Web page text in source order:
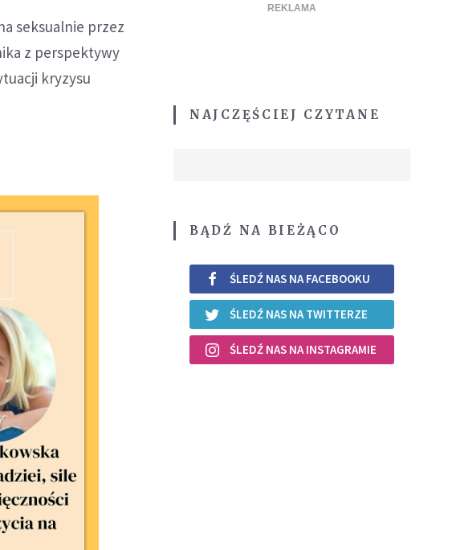
seksualnie przez
z perspektywy
kryzysu
NAJCZĘŚCIEJ CZYTANE
BĄDŹ NA BIEŻĄCO
ŚLEDŹ NAS NA FACEBOOKU
ŚLEDŹ NAS NA TWITTERZE
ŚLEDŹ NAS NA INSTAGRAMIE